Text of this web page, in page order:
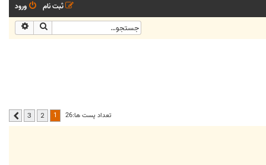
ورود ثبت نام
جستجو
تعداد پست ها:26 1
2
3 بعدی